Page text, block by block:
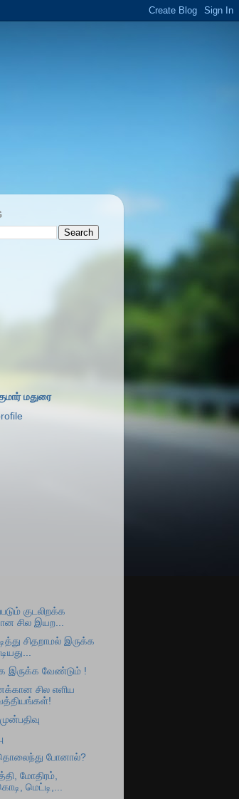
மதுரை
குடலிறக்க
சில இயற...
சிதறாமல் இருக்க
இருக்க வேண்டும் !
சில எளிய
போனால்?
மோதிரம்,
மெட்டி,...